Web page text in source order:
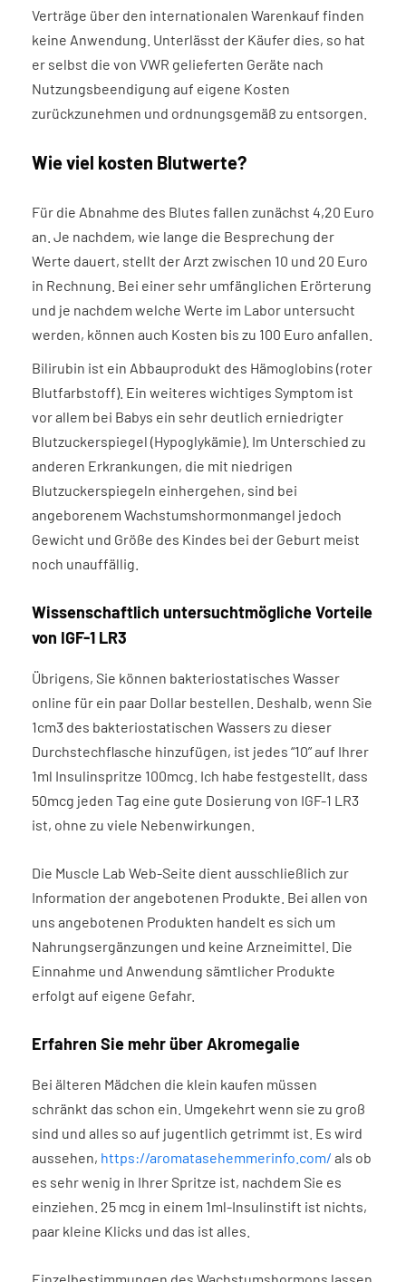
Verträge über den internationalen Warenkauf finden
keine Anwendung. Unterlässt der Käufer dies, so hat
er selbst die von VWR gelieferten Geräte nach
Nutzungsbeendigung auf eigene Kosten
zurückzunehmen und ordnungsgemäß zu entsorgen.
Wie viel kosten Blutwerte?
Für die Abnahme des Blutes fallen zunächst 4,20 Euro
an. Je nachdem, wie lange die Besprechung der
Werte dauert, stellt der Arzt zwischen 10 und 20 Euro
in Rechnung. Bei einer sehr umfänglichen Erörterung
und je nachdem welche Werte im Labor untersucht
werden, können auch Kosten bis zu 100 Euro anfallen.
Bilirubin ist ein Abbauprodukt des Hämoglobins (roter
Blutfarbstoff). Ein weiteres wichtiges Symptom ist
vor allem bei Babys ein sehr deutlich erniedrigter
Blutzuckerspiegel (Hypoglykämie). Im Unterschied zu
anderen Erkrankungen, die mit niedrigen
Blutzuckerspiegeln einhergehen, sind bei
angeborenem Wachstumshormonmangel jedoch
Gewicht und Größe des Kindes bei der Geburt meist
noch unauffällig.
Wissenschaftlich untersuchtmögliche Vorteile
von IGF-1 LR3
Übrigens, Sie können bakteriostatisches Wasser
online für ein paar Dollar bestellen. Deshalb, wenn Sie
1cm3 des bakteriostatischen Wassers zu dieser
Durchstechflasche hinzufügen, ist jedes “10” auf Ihrer
1ml Insulinspritze 100mcg. Ich habe festgestellt, dass
50mcg jeden Tag eine gute Dosierung von IGF-1 LR3
ist, ohne zu viele Nebenwirkungen.
Die Muscle Lab Web-Seite dient ausschließlich zur
Information der angebotenen Produkte. Bei allen von
uns angebotenen Produkten handelt es sich um
Nahrungsergänzungen und keine Arzneimittel. Die
Einnahme und Anwendung sämtlicher Produkte
erfolgt auf eigene Gefahr.
Erfahren Sie mehr über Akromegalie
Bei älteren Mädchen die klein kaufen müssen
schränkt das schon ein. Umgekehrt wenn sie zu groß
sind und alles so auf jugentlich getrimmt ist. Es wird
aussehen, https://aromatasehemmerinfo.com/ als ob
es sehr wenig in Ihrer Spritze ist, nachdem Sie es
einziehen. 25 mcg in einem 1ml-Insulinstift ist nichts,
paar kleine Klicks und das ist alles.
Einzelbestimmungen des Wachstumshormons lassen